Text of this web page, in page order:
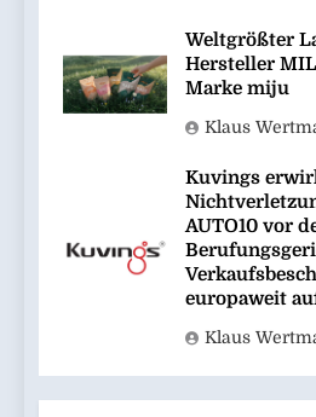
Weltgrößter
Hersteller
Marke miju
Klaus
Kuvings
AUTO10 vor
europaweit
Klaus